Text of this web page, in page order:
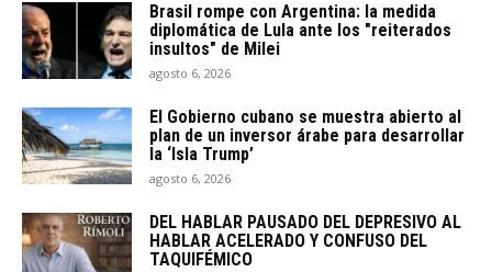
Brasil rompe con Argentina: la medida
diplomática de Lula ante los "reiterados
insultos" de Milei
agosto 6, 2026
El Gobierno cubano se muestra abierto al
plan de un inversor árabe para desarrollar
la ‘Isla Trump’
agosto 6, 2026
DEL HABLAR PAUSADO DEL DEPRESIVO AL
HABLAR ACELERADO Y CONFUSO DEL
TAQUIFÉMICO